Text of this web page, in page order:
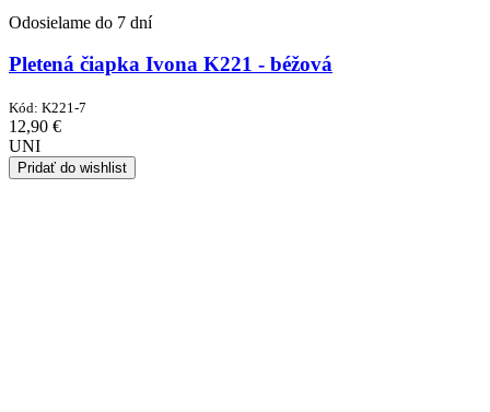
Odosielame do 7 dní
Pletená čiapka Ivona K221 - béžová
Kód: K221-7
12,90 €
UNI
Pridať do wishlist